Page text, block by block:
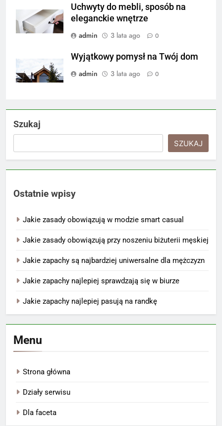
Uchwyty do mebli, sposób na
eleganckie wnętrze
admin
3 lata ago 0
Wyjątkowy pomysł na Twój dom
admin
3 lata ago 0
Szukaj
SZUKAJ
Ostatnie wpisy
Jakie zasady obowiązują w modzie smart casual
Jakie zasady obowiązują przy noszeniu biżuterii męskiej
Jakie zapachy są najbardziej uniwersalne dla mężczyzn
Jakie zapachy najlepiej sprawdzają się w biurze
Jakie zapachy najlepiej pasują na randkę
Menu
Strona główna
Działy serwisu
Dla faceta